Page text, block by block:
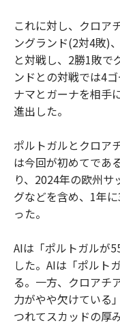
これに対し、クロア
ングランド(2対4敗)
と対戦し、2勝1敗で
ンドとの対戦では4
ナマとガーナを相手
進出した。
ポルトガルとクロア
は今回が初めてであ
り、2024年の欧州サ
グなどを含め、1年
った。
AIは「ポルトガルが
した。AIは「ポルト
る。一方、クロアチ
力がやや欠けている
つれてスカッドの厚